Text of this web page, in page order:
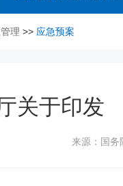
理 >> 应急预案
关于印发
来源：国务